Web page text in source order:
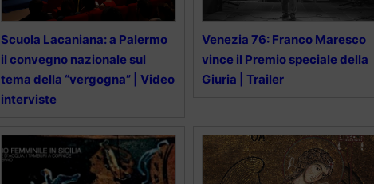
Scuola Lacaniana: a Palermo
il convegno nazionale sul
tema della “vergogna” | Video
interviste
Venezia 76: Franco Maresco
vince il Premio speciale della
Giuria | Trailer